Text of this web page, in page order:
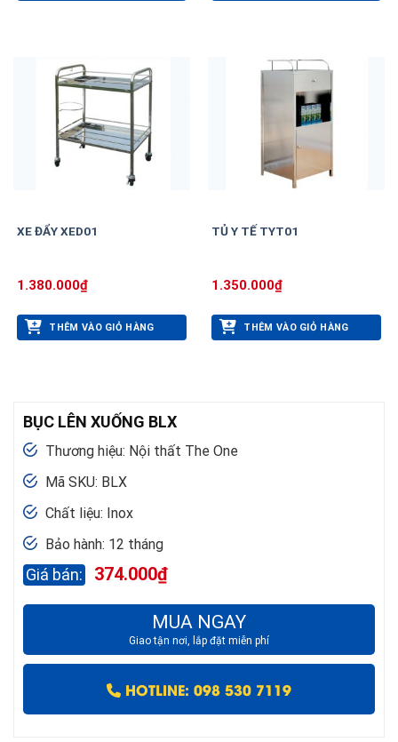
XE ĐẨY XED01
1.380.000₫
THÊM VÀO GIỎ HÀNG
TỦ Y TẾ TYT01
1.350.000₫
THÊM VÀO GIỎ HÀNG
BỤC LÊN XUỐNG BLX
Thương hiệu: Nội thất The One
Mã SKU: BLX
Chất liệu: Inox
Bảo hành: 12 tháng
374.000₫
MUA NGAY
Giao tận nơi, lắp đặt miễn phí
HOTLINE: 098 530 7119